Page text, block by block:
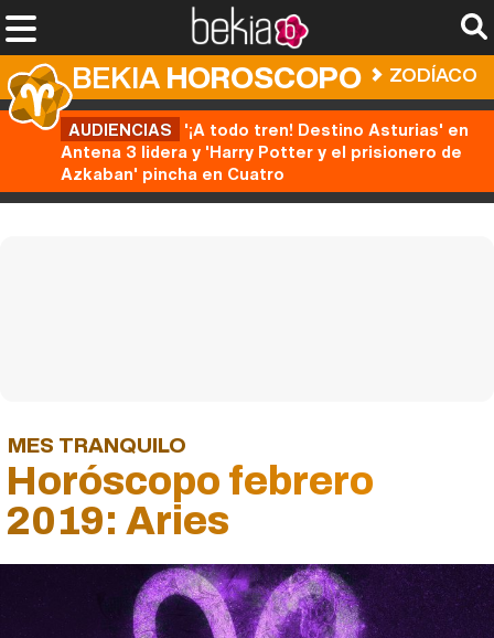
BEKIAHOROSCOPO ZODÍACO
AUDIENCIAS '¡A todo tren! Destino Asturias' en
Antena 3 lidera y 'Harry Potter y el prisionero de
Azkaban' pincha en Cuatro
MES TRANQUILO
Horóscopo febrero
2019: Aries